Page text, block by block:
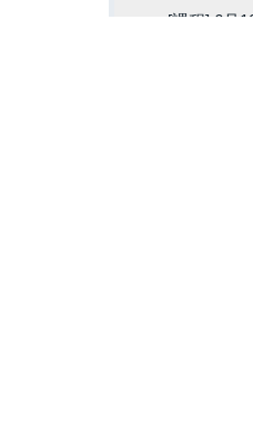
[課程] 6月